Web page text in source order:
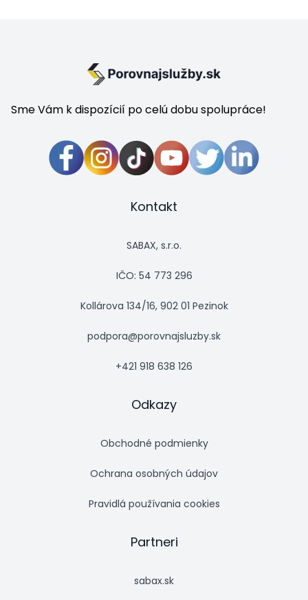
Sme Vám k dispozícií po celú dobu spolupráce!
Kontakt
SABAX, s.r.o.
IČO: 54 773 296
Kollárova 134/16, 902 01 Pezinok
podpora@porovnajsluzby.sk
+421 918 638 126
Odkazy
Obchodné podmienky
Ochrana osobných údajov
Pravidlá používania cookies
Partneri
sabax.sk